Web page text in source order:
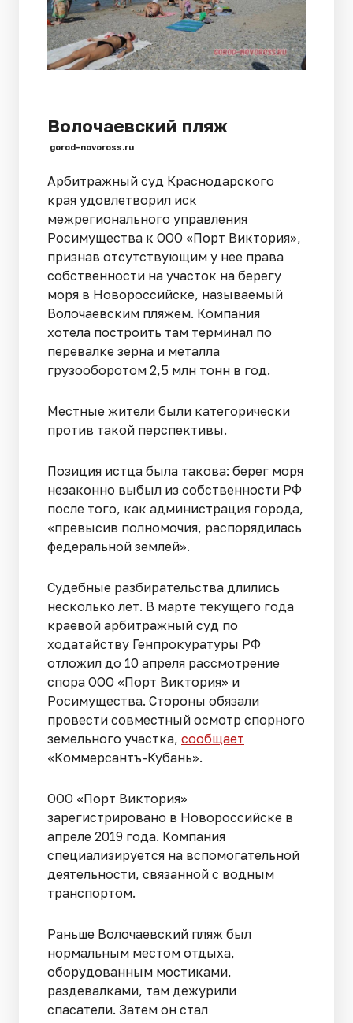
Волочаевский пляж
gorod-novoross.ru
Арбитражный суд Краснодарского
края удовлетворил иск
межрегионального управления
Росимущества к ООО «Порт Виктория»,
признав отсутствующим у нее права
собственности на участок на берегу
моря в Новороссийске, называемый
Волочаевским пляжем. Компания
хотела построить там терминал по
перевалке зерна и металла
грузооборотом 2,5 млн тонн в год.
Местные жители были категорически
против такой перспективы.
Позиция истца была такова: берег моря
незаконно выбыл из собственности РФ
после того, как администрация города,
«превысив полномочия, распорядилась
федеральной землей».
Судебные разбирательства длились
несколько лет. В марте текущего года
краевой арбитражный суд по
ходатайству Генпрокуратуры РФ
отложил до 10 апреля рассмотрение
спора ООО «Порт Виктория» и
Росимущества. Стороны обязали
провести совместный осмотр спорного
земельного участка, сообщает
«Коммерсантъ-Кубань».
ООО «Порт Виктория»
зарегистрировано в Новороссийске в
апреле 2019 года. Компания
специализируется на вспомогательной
деятельности, связанной с водным
транспортом.
Раньше Волочаевский пляж был
нормальным местом отдыха,
оборудованным мостиками,
раздевалками, там дежурили
спасатели. Затем он стал